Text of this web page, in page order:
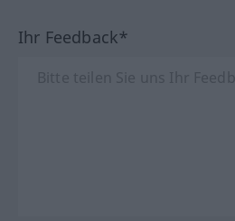
Ihr Feedback*